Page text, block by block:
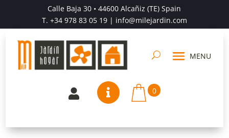
Calle Baja 30 • 44600 Alcañiz (TE) Spain
T. +34 978 83 05 19| info@milejardin.com
  0